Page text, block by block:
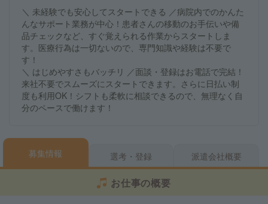
＼ 未経験でも安心してスタートできる ／病院内でのかんた
んなサポート業務が中心！患者さんの移動のお手伝いや備
品チェックなど、すぐ覚えられる作業からスタートしま
す。医療行為は一切ないので、専門知識や経験は不要で
す！
＼ はじめやすさもバッチリ ／面談・登録はお電話で完結！
来社不要でスムーズにスタートできます。さらに日払い制
度も利用OK！シフトも柔軟に相談できるので、無理なく自
分のペースで働けます！
募集情報 選考・登録 派遣会社概要
お仕事の概要